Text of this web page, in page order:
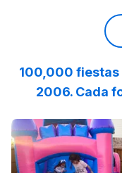
100,000 fiestas
2006. Cada
Reviewed on